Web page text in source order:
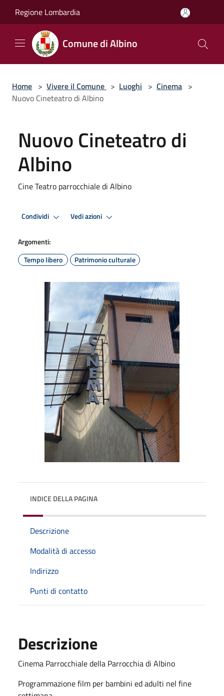
Regione Lombardia
Comune di Albino
Home > Vivere il Comune > Luoghi > Cinema >
Nuovo Cineteatro di Albino
Nuovo Cineteatro di
Albino
Cine Teatro parrocchiale di Albino
Condividi Vedi azioni
Argomenti:
Tempo libero
Patrimonio culturale
INDICE DELLA PAGINA
Descrizione
Modalità di accesso
Indirizzo
Punti di contatto
Descrizione
Cinema Parrocchiale della Parrocchia di Albino
Programmazione film per bambini ed adulti nel fine